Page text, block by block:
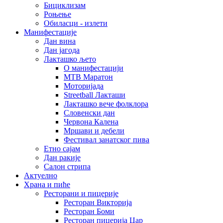
Бициклизам
Роњење
Обиласци - излети
Манифестације
Дан вина
Дан јагода
Лакташко љето
О манифестацији
MTB Маратон
Моторијада
Streetball Лакташи
Лакташко вече фолклора
Словенски дан
Червона Калена
Мршави и дебели
Фестивал занатског пива
Етно сајам
Дан ракије
Салон стрипа
Актуелно
Храна и пиће
Ресторани и пицерије
Ресторан Викторија
Ресторан Боми
Ресторан пицерија Цар